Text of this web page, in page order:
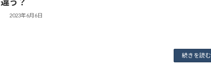
2023年6月6日
続きを読む